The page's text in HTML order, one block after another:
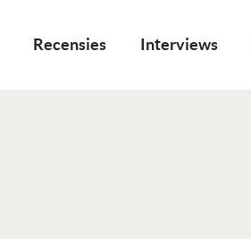
Recensies Interviews